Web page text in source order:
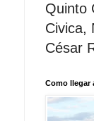
Quinto
Civica,
César
Como llegar